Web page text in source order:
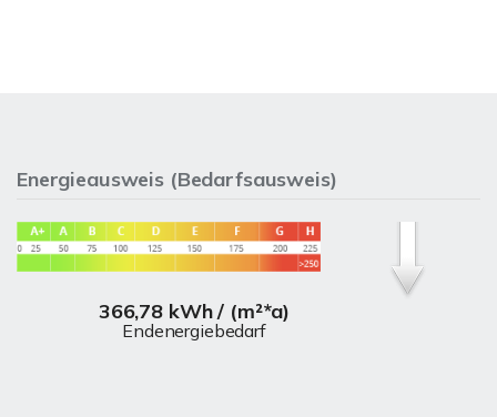
Energieausweis (Bedarfsausweis)
366,78 kWh / (m²*a)
Endenergiebedarf